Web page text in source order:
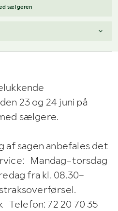
køberen har betalt for
får køberen adgang til
kan aftale afhentning (inden for
Kontakt os på7220 7035eller
sælgeren
du en faktura fra Payex til din e-
slutter.
23 og 24 juni på
sælgere.
af sagen anbefales det
Mandag–torsdag
fra kl. 08.30–
Telefon: 72 20 70 35